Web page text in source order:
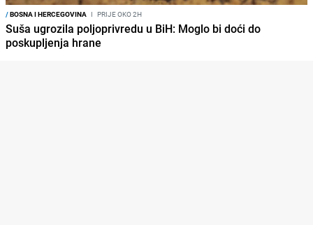
/BOSNA I HERCEGOVINA I PRIJE OKO 2H
Suša ugrozila poljoprivredu u BiH: Moglo bi doći do
poskupljenja hrane